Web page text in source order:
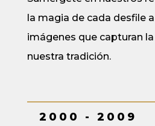
la magia de cada desfile
imágenes que capturan
nuestra tradición.
2000 - 2009